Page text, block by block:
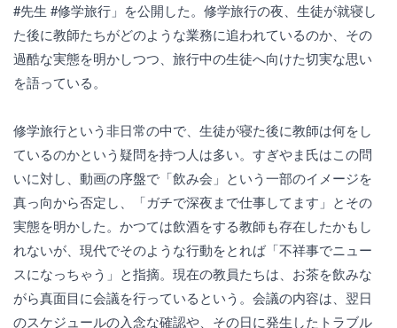
#先生 #修学旅行」を公開した。修学旅行の夜、生徒が就寝し
た後に教師たちがどのような業務に追われているのか、その
過酷な実態を明かしつつ、旅行中の生徒へ向けた切実な思い
を語っている。
修学旅行という非日常の中で、生徒が寝た後に教師は何をし
ているのかという疑問を持つ人は多い。すぎやま氏はこの問
いに対し、動画の序盤で「飲み会」という一部のイメージを
真っ向から否定し、「ガチで深夜まで仕事してます」とその
実態を明かした。かつては飲酒をする教師も存在したかもし
れないが、現代でそのような行動をとれば「不祥事でニュー
スになっちゃう」と指摘。現在の教員たちは、お茶を飲みな
がら真面目に会議を行っているという。会議の内容は、翌日
のスケジュールの入念な確認や、その日に発生したトラブル